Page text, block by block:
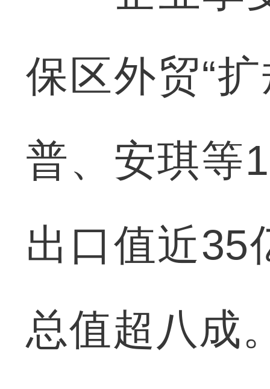
保区外贸“
普、安琪等
出口值近35
总值超八成